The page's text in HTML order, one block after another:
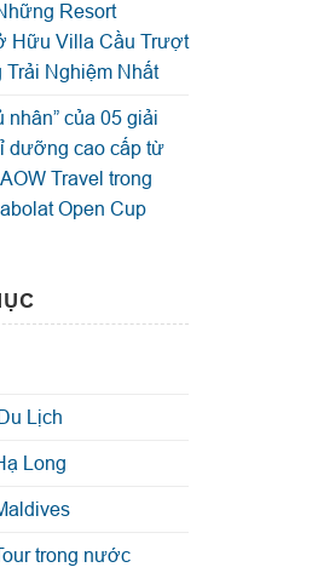
Resort
Hữu Villa Cầu Trượt
Nghiệm Nhất
nhân” của 05 giải
dưỡng cao cấp từ
Travel trong
Open Cup
Lịch
Long
trong nước